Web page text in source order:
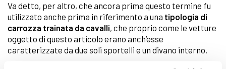
Va detto, per altro, che ancora prima questo termine fu
utilizzato anche prima in riferimento a una tipologia di
carrozza trainata da cavalli, che proprio come le vetture
oggetto di questo articolo erano anch’esse
caratterizzate da due soli sportelli e un divano interno.